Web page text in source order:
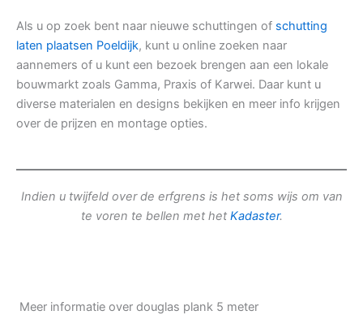
Als u op zoek bent naar nieuwe schuttingen of schutting
laten plaatsen Poeldijk, kunt u online zoeken naar
aannemers of u kunt een bezoek brengen aan een lokale
bouwmarkt zoals Gamma, Praxis of Karwei. Daar kunt u
diverse materialen en designs bekijken en meer info krijgen
over de prijzen en montage opties.
Indien u twijfeld over de erfgrens is het soms wijs om van
te voren te bellen met het Kadaster.
Meer informatie over douglas plank 5 meter